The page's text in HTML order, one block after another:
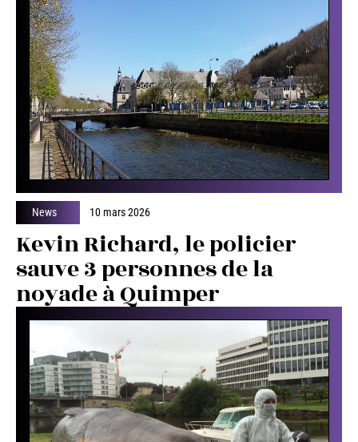
News 10 mars 2026
Kevin Richard, le policier
sauve 3 personnes de la
noyade à Quimper